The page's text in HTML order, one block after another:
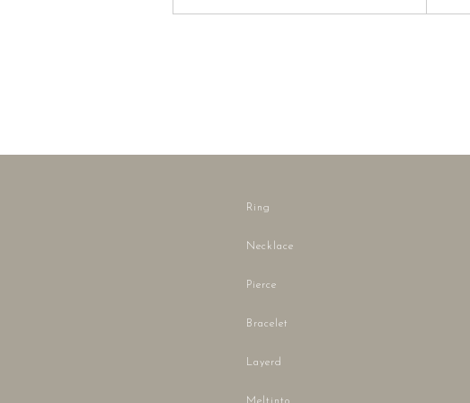
Ring
Necklace
Pierce
Bracelet
Layerd